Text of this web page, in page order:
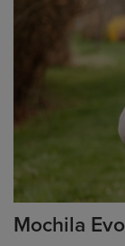
Mochila